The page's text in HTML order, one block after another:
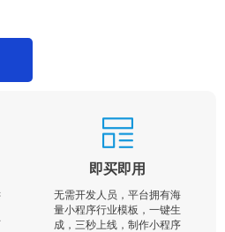
即买即用
无需开发人员，平台拥有海
量小程序行业模板，一键生
成，三秒上线，制作小程序